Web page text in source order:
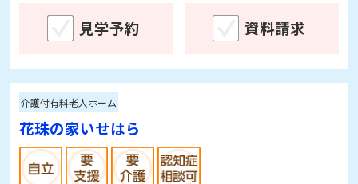
見学予約 資料請求
介護付有料老人ホーム
花珠の家いせはら